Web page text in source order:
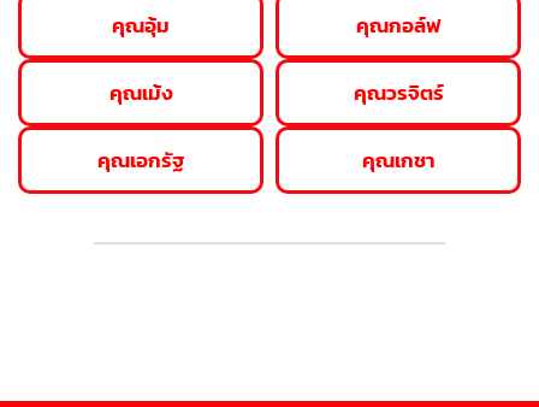
คุณอุ้ม
คุณเม้ง
คุณเอกรัฐ
คุณกอล์ฟ
คุณวรจิตร์
คุณเกชา